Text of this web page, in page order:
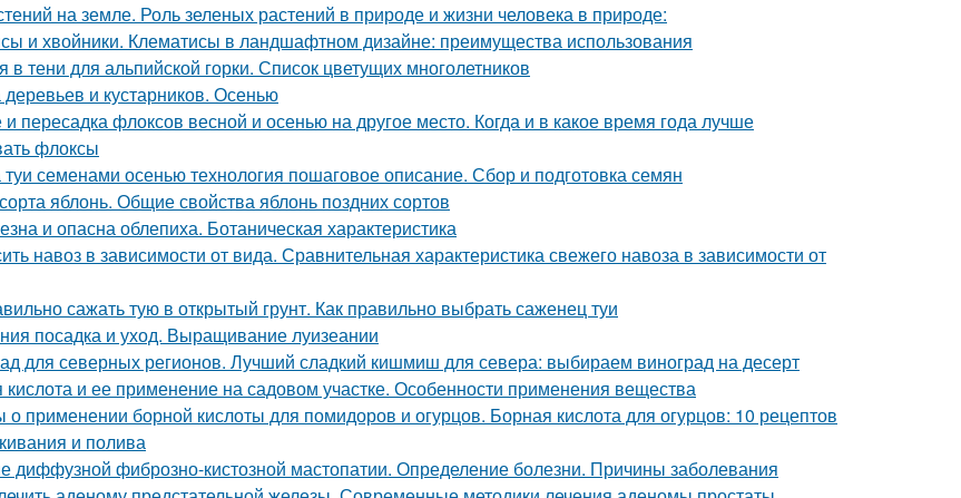
на земле. Роль зеленых растений в природе и жизни человека в природе:
и хвойники. Клематисы в ландшафтном дизайне: преимущества использования
в тени для альпийской горки. Список цветущих многолетников
и кустарников. Осенью
пересадка флоксов весной и осенью на другое место. Когда и в какое время года лучше
флоксы
семенами осенью технология пошаговое описание. Сбор и подготовка семян
яблонь. Общие свойства яблонь поздних сортов
и опасна облепиха. Ботаническая характеристика
навоз в зависимости от вида. Сравнительная характеристика свежего навоза в зависимости от
сажать тую в открытый грунт. Как правильно выбрать саженец туи
посадка и уход. Выращивание луизеании
для северных регионов. Лучший сладкий кишмиш для севера: выбираем виноград на десерт
кислота и ее применение на садовом участке. Особенности применения вещества
применении борной кислоты для помидоров и огурцов. Борная кислота для огурцов: 10 рецептов
и полива
диффузной фиброзно-кистозной мастопатии. Определение болезни. Причины заболевания